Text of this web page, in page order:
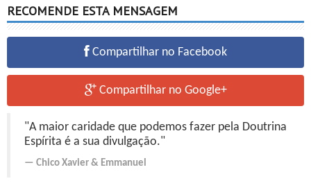
RECOMENDE ESTA MENSAGEM
Compartilhar no Facebook
Compartilhar no Google+
"A maior caridade que podemos fazer pela Doutrina
Espírita é a sua divulgação."
Chico Xavier & Emmanuel